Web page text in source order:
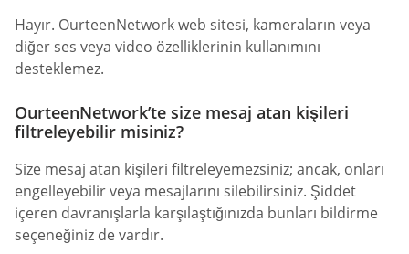
Hayır. OurteenNetwork web sitesi, kameraların veya
diğer ses veya video özelliklerinin kullanımını
desteklemez.
OurteenNetwork’te size mesaj atan kişileri
filtreleyebilir misiniz?
Size mesaj atan kişileri filtreleyemezsiniz; ancak, onları
engelleyebilir veya mesajlarını silebilirsiniz. Şiddet
içeren davranışlarla karşılaştığınızda bunları bildirme
seçeneğiniz de vardır.